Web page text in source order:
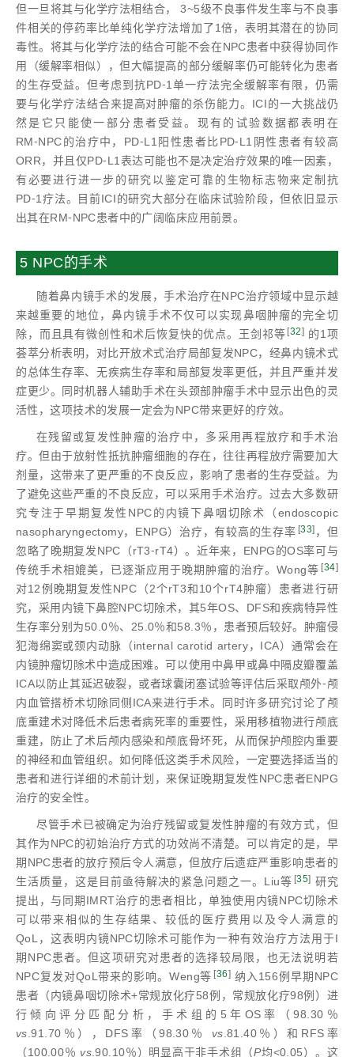
但一旦将其与化学疗法相结合， 3~5级不良事件发生率与不良事
件相关的停药率比单纯化学疗法增加了1倍，表明其潜在的协同
毒性。将其与化学疗法的结合可能不会在NPC患者中获得协同作
用（缓解率相似），但大幅提高的部分缓解率仍可能转化为患者
的生存受益。但考虑到抗PD⁃1单一疗法完全缓解率有限，仍需
要与化学疗法结合来提高对肿瘤的杀伤能力。ICI的一大挑战仍
然是它只能使一部分患者受益。现有的试验数据都表明在
RM⁃NPC的治疗中，PD⁃L1阳性患者比PD⁃L1阴性患者有较高
ORR，并且仅PD⁃L1表达可能也不是决定治疗效果的唯一因素，
有必要进行进一步的研究以鉴定可靠的生物标志物来定制抗
PD⁃1疗法。目前ICI的研究大部分在临床试验阶段，但依旧显示
出其在RM⁃NPC患者中的广阔临床应用前景。
5 NPC的手术
随着鼻内镜手术的发展，手术治疗在NPC治疗领域中显示越
来越重要的地位，鼻内镜手术不仅可以实现鼻咽肿瘤的完全切
除，而且具有微创性和术后恢复快的优点。王剑祁等 [32] 的1项
荟萃分析表明，对比开放术式治疗局部复发NPC，经鼻内镜术式
的总体生存率、无疾病生存率和局部复发率更低，并且严重并发
症更少。同时机器人辅助手术在头颈部肿瘤手术中显示出色的灵
活性，这项技术的发展一定会为NPC带来更好的疗效。
在残留或复发性肿瘤的治疗中，多采用再程放疗和手术治
疗。但由于放射性抵抗肿瘤细胞的存在，往往再程放疗需要加大
剂量，这带来了更严重的不良反应，影响了患者的生存受益。为
了避免这些严重的不良反应，可以采用手术治疗。过去大多数研
究专注于早期复发性NPC的内镜下鼻咽切除术（endoscopic
nasopharyngectomy，ENPG）治疗，有较高的生存率 [33] ，但
忽略了晚期复发NPC（rT3⁃rT4）。近年来，ENPG的OS率可与
传统手术相媲美，已逐渐应用于晚期肿瘤的治疗。Wong等 [34]
对12例晚期复发性NPC（2个rT3和10个rT4肿瘤）患者进行研
究，采用内镜下鼻腔NPC切除术，其5年OS、DFS和疾病特异性
生存率分别为50.0％、25.0％和58.3％，患者预后较好。肿瘤侵
犯海绵窦或颈内动脉（internal carotid artery，ICA）通常会在
内镜肿瘤切除术中造成困难。可以使用中鼻甲或鼻中隔皮瓣覆盖
ICA以防止其延迟破裂，或者球囊闭塞试验等评估后采取颅外⁃颅
内血管搭桥术切除同侧ICA来进行手术。同时许多研究讨论了颅
底重建术对降低术后患者病死率的重要性，采用移植物进行颅底
重建，防止了术后颅内感染和颅底骨坏死，从而保护颅腔内重要
的神经和血管组织。如何降低这类手术风险，一定要选择适当的
患者和进行详细的术前计划，来保证晚期复发性NPC患者ENPG
治疗的安全性。
尽管手术已被确定为治疗残留或复发性肿瘤的有效方式，但
其作为NPC的初始治疗方式的功效尚不清楚。可以肯定的是，早
期NPC患者的放疗预后令人满意，但放疗后遗症严重影响患者的
生活质量，这是目前亟待解决的紧急问题之一。Liu等 [35] 研究
提出，与同期IMRT治疗的患者相比，单独使用内镜NPC切除术
可以带来相似的生存结果、较低的医疗费用以及令人满意的
QoL，这表明内镜NPC切除术可能作为一种有效治疗方法用于I
期NPC患者。但这项研究对患者的选择较局限，也无法说明若
NPC复发对QoL带来的影响。Weng等 [36] 纳入156例早期NPC
患者（内镜鼻咽切除术+常规放化疗58例，常规放化疗98例）进
行倾向评分匹配分析，手术组的5年OS率（98.30％
vs .91.70％），DFS率（98.30％ vs .81.40％）和RFS率
（100.00％ vs.90.10％）明显高于非手术组（P均<0.05）。这